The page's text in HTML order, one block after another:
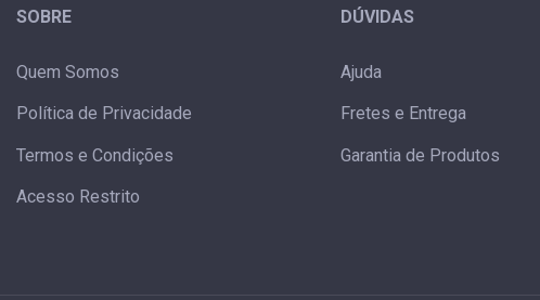
SOBRE
Quem Somos
Política de Privacidade
Termos e Condições
Acesso Restrito
DÚVIDAS
Ajuda
Fretes e Entrega
Garantia de Produtos